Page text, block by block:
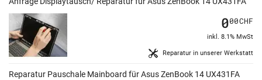
Reparatur in unserer Werkstatt
000CHF
inkl. 8.1% MwSt
Reparatur Pauschale Mainboard für Asus ZenBook 14 UX431FA